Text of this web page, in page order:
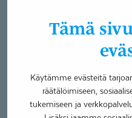
Tämä
Käytämme evästeitä
räätälöimiseen,
tukemiseen ja
Auroran tarina on osoitus
kuntoutuksessa on oikea
kuunnella, kannustaa ja
sinnikkyys voivat vaikuttaa